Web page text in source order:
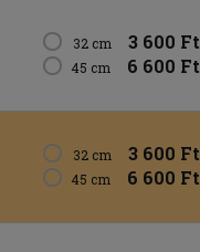
32 cm 3 600 Ft
45 cm 6 600 Ft
32 cm 3 600 Ft
45 cm 6 600 Ft